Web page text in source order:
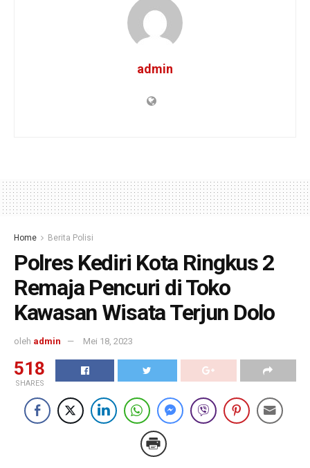
admin
Home Berita Polisi
Polres Kediri Kota Ringkus 2
Remaja Pencuri di Toko
Kawasan Wisata Terjun Dolo
oleh admin Mei 18, 2023
518
SHARES